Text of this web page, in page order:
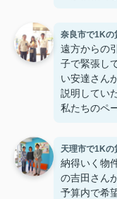
す。
奈良市で1Kの
遠方からの
子で緊張し
い安達さん
説明してい
私たちのペ
り、感謝し
ました！
天理市で1Kの
納得いく物
の吉田さん
予算内で希